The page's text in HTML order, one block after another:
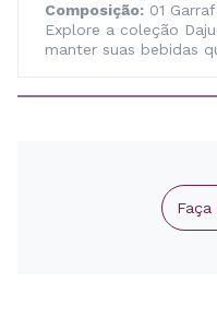
Composição: 01
Explore a coleção
manter suas bebidas
Faça